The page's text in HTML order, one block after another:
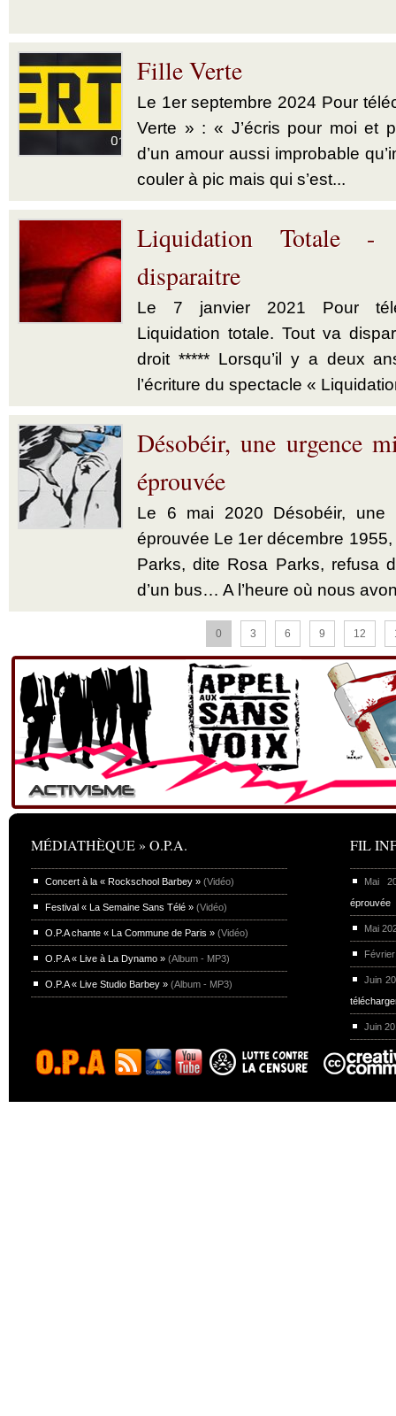
Fille Verte
Le 1er septembre 2024 Pour
Verte » : « J’écris pour moi et
d’un amour aussi improbable
couler à pic mais qui s’est...
Liquidation Totale
disparaitre
Le 7 janvier 2021 Pour
Liquidation totale. Tout va
droit ***** Lorsqu’il y a deux
l’écriture du spectacle «
Désobéir, une urgence
éprouvée
Le 6 mai 2020 Désobéir, une
éprouvée Le 1er décembre
Parks, dite Rosa Parks, refusa
d’un bus… A l’heure où nous
0 3 6 9 12
MÉDIATHÈQUE » O.P.A.
Concert à la « Rockschool Barbey » (Vidéo)
Festival « La Semaine Sans Télé » (Vidéo)
O.P.A chante « La Commune de Paris » (Vidéo)
O.P.A « Live à La Dynamo » (Album - MP3)
O.P.A « Live Studio Barbey » (Album - MP3)
FIL
Mai
éprouvée
Mai
Juin
Juin